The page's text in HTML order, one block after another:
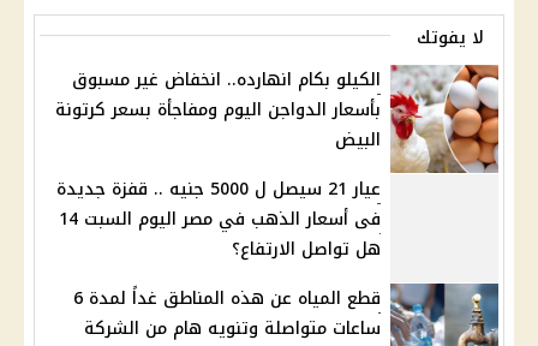
لا يفوتك
الكيلو بكام انهارده.. انخفاض غير مسبوق
بأسعار الدواجن اليوم ومفاجأة بسعر كرتونة
البيض
عيار 21 سيصل ل 5000 جنيه .. قفزة جديدة
فى أسعار الذهب في مصر اليوم السبت 14
هل تواصل الارتفاع؟
قطع المياه عن هذه المناطق غداً لمدة 6
ساعات متواصلة وتنويه هام من الشركة